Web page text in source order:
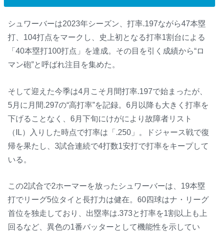
シュワーバーは2023年シーズン、打率.197ながら47本塁
打、104打点をマークし、史上初となる打率1割台による
「40本塁打100打点」を達成。その目を引く成績から“ロ
マン砲”と呼ばれ注目を集めた。
そして迎えた今季は4月こそ月間打率.197で始まったが、
5月に月間.297の“高打率”を記録。6月以降も大きく打率を
下げることなく、6月下旬にけがにより故障者リスト
（IL）入りした時点で打率は「.250」。ドジャース戦で復
帰を果たし、3試合連続で4打数1安打で打率をキープして
いる。
この2試合で2ホーマーを放ったシュワーバーは、19本塁
打でリーグ5位タイと長打力は健在。60四球はナ・リーグ
首位を独走しており、出塁率は.373と打率を1割以上も上
回るなど、異色の1番バッターとして機能性を示してい